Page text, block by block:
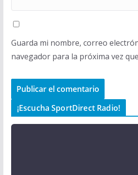
Guarda mi nombre, correo
navegador para la próxima vez
¡Escucha SportDirect Radio!